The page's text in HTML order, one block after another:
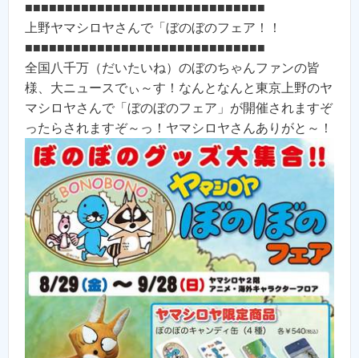
■■■■■■■■■■■■■■■■■■■■■■■■■■■■■■
上野ヤマシロヤさんで「ぼのぼのフェア！！
■■■■■■■■■■■■■■■■■■■■■■■■■■■■■■
全国八千万（だいたいね）のぼのちゃんファンの皆
様、大ニュースでぃ～す！なんとなんと東京上野のヤ
マシロヤさんで「ぼのぼのフェア」が開催されますぞ
ったらされますぞ～っ！ヤマシロヤさんありがと～！